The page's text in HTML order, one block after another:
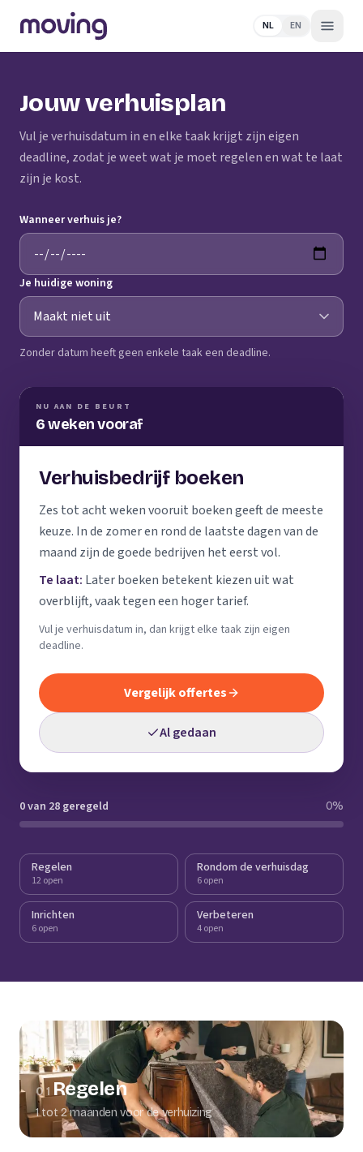
NL EN
Jouw verhuisplan
Vul je verhuisdatum in en elke taak krijgt zijn eigen
deadline, zodat je weet wat je moet regelen en wat te laat
zijn je kost.
Wanneer verhuis je?
Je huidige woning
Zonder datum heeft geen enkele taak een deadline.
NU AAN DE BEURT
6 weken vooraf
Verhuisbedrijf boeken
Zes tot acht weken vooruit boeken geeft de meeste
keuze. In de zomer en rond de laatste dagen van de
maand zijn de goede bedrijven het eerst vol.
Te laat: Later boeken betekent kiezen uit wat
overblijft, vaak tegen een hoger tarief.
Vul je verhuisdatum in, dan krijgt elke taak zijn eigen
deadline.
Vergelijk offertes
Al gedaan
0 van 28 geregeld 0%
Regelen
12 open
Rondom de verhuisdag
6 open
Inrichten
6 open
Verbeteren
4 open
01 Regelen
1 tot 2 maanden voor de verhuizing